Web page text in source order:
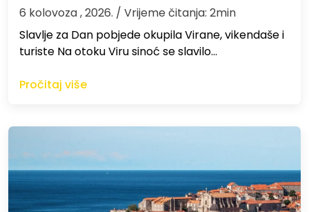
6 kolovoza , 2026. / Vrijeme čitanja: 2min
Slavlje za Dan pobjede okupila Virane, vikendaše i
turiste Na otoku Viru sinoć se slavilo…
Pročitaj više